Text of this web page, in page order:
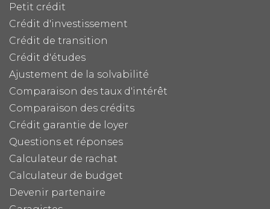
Petit crédit
Crédit d'investissement
Crédit de transition
Crédit d'études
Ajustement de la solvabilité
Comparaison des taux d'intérêt
Comparaison des crédits
Crédit garantie de loyer
Questions et réponses
Calculateur de rachat
Calculateur de budget
Devenir partenaire